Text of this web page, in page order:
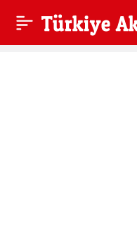
BİR DÜNYA KÖŞESİ BU